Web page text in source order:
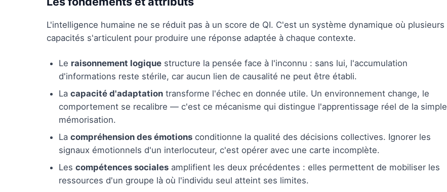
L'intelligence humaine ne se réduit pas à un score de QI. C'est un système dynamique où plusieurs
capacités s'articulent pour produire une réponse adaptée à chaque contexte.
Le raisonnement logique structure la pensée face à l'inconnu : sans lui, l'accumulation
d'informations reste stérile, car aucun lien de causalité ne peut être établi.
La capacité d'adaptation transforme l'échec en donnée utile. Un environnement change, le
comportement se recalibre — c'est ce mécanisme qui distingue l'apprentissage réel de la simple
mémorisation.
La compréhension des émotions conditionne la qualité des décisions collectives. Ignorer les
signaux émotionnels d'un interlocuteur, c'est opérer avec une carte incomplète.
Les compétences sociales amplifient les deux précédentes : elles permettent de mobiliser les
ressources d'un groupe là où l'individu seul atteint ses limites.